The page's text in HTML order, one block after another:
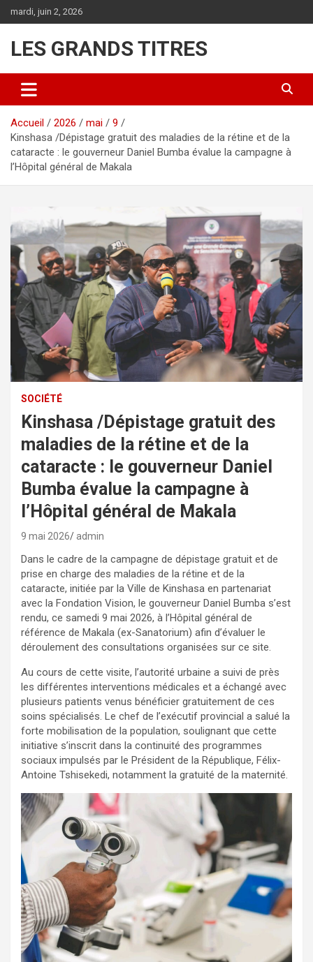
au
mardi, juin 2, 2026
LES GRANDS TITRES
Accueil 2026 mai
9
Kinshasa /Dépistage gratuit des maladies de la rétine et de la
cataracte : le gouverneur Daniel Bumba évalue la campagne à
l’Hôpital général de Makala
SOCIÉTÉ
Kinshasa /Dépistage gratuit des
maladies de la rétine et de la
cataracte : le gouverneur Daniel
Bumba évalue la campagne à
l’Hôpital général de Makala
9 mai 2026 admin
Dans le cadre de la campagne de dépistage gratuit et de
prise en charge des maladies de la rétine et de la
cataracte, initiée par la Ville de Kinshasa en partenariat
avec la Fondation Vision, le gouverneur Daniel Bumba s’est
rendu, ce samedi 9 mai 2026, à l’Hôpital général de
référence de Makala (ex-Sanatorium) afin d’évaluer le
déroulement des consultations organisées sur ce site.
Au cours de cette visite, l’autorité urbaine a suivi de près
les différentes interventions médicales et a échangé avec
plusieurs patients venus bénéficier gratuitement de ces
soins spécialisés. Le chef de l’exécutif provincial a salué la
forte mobilisation de la population, soulignant que cette
initiative s’inscrit dans la continuité des programmes
sociaux impulsés par le Président de la République, Félix-
Antoine Tshisekedi, notamment la gratuité de la maternité.